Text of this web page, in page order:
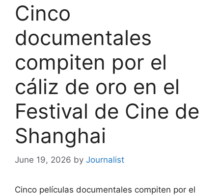
Cinco
documentales
compiten por el
cáliz de oro en el
Festival de Cine de
Shanghai
June 19, 2026 by Journalist
Cinco películas documentales compiten por el